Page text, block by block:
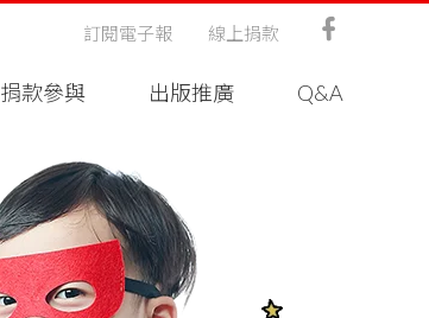
捐款參與 出版推廣 Q&A
訂閱電子報 線上捐款